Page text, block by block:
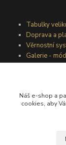
Tabulky
Doprava a
Věrnostní
Galerie -
Obchodní
Náš e-shop a
cookies, aby